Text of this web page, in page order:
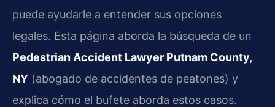
puede ayudarle a entender sus opciones
legales. Esta página aborda la búsqueda de un
Pedestrian Accident Lawyer Putnam County,
NY (abogado de accidentes de peatones) y
explica cómo el bufete aborda estos casos.